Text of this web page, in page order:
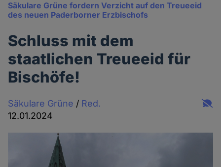
Säkulare Grüne fordern Verzicht auf den Treueeid
des neuen Paderborner Erzbischofs
Schluss mit dem
staatlichen Treueeid für
Bischöfe!
Säkulare Grüne / Red.
12.01.2024